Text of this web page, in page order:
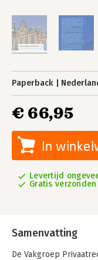
Paperback
€ 66,95
In
Levertijd
Gratis verzonden
Samenvatting
De Vakgroep